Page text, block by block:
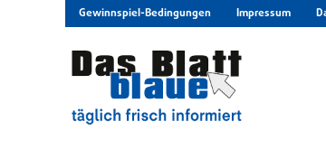
Gewinnspiel-Bedingungen Impressum